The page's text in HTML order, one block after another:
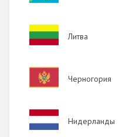
Image
Литва
Image
Черногория
Image
Нидерланды